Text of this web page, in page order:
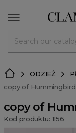
ODZIEŻ
copy of
copy of
Kod produktu: 1156